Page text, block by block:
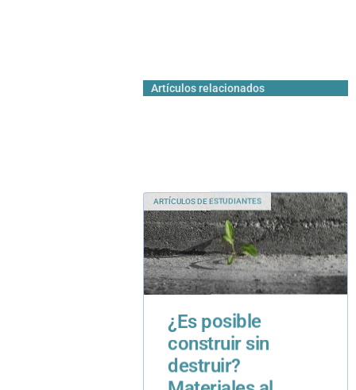
Artículos relacionados
¿Es posible
construir sin
destruir?
Materiales al
servicio de las
personas y el
planeta